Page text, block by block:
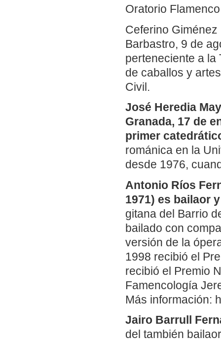
Oratorio
Ceferino
Barbastro, 9 de
perteneciente a la
de caballos y
Civil.
José Heredia
Granada, 17 de
primer
románica en la
desde 1976,
Antonio Ríos
1971) es bailaor
gitana del Barrio
bailado con
versión de la
1998 recibió el
recibió el Premio
Famencología
Más información:
Jairo Barrull
del también